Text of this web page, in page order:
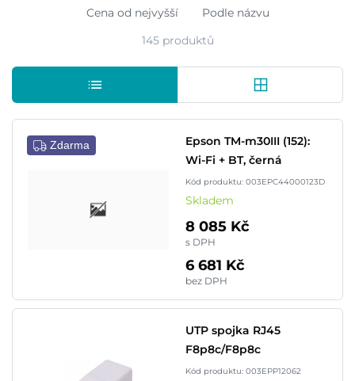
Cena od nejvyšší
Podle názvu
145 produktů
Zdarma
Epson TM-m30III (152):
Wi-Fi + BT, černá
Kód produktu: 003EPC44000123D
Skladem
8 085 Kč
s DPH
6 681 Kč
bez DPH
UTP spojka RJ45
F8p8c/F8p8c
Kód produktu: 003EPP12062